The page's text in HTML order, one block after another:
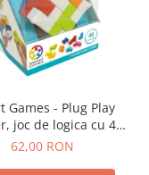
- Plug Play
joc de logica cu 48
6+ ani, lb
62,00 RON